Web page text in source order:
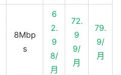
8Mbp
s
6
2.
9
8/
月
72.
9
9/
月
79.
9/
月